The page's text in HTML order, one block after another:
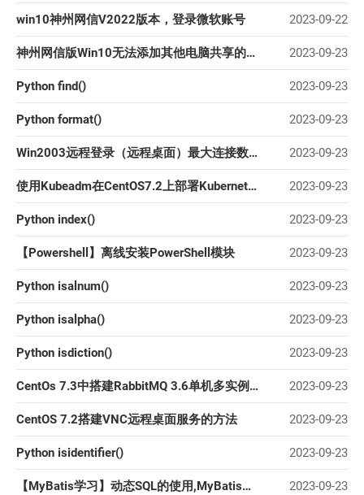
win10神州网信V2022版本，登录微软账号 2023-09-22
神州网信版Win10无法添加其他电脑共享的打印机 2023-09-23
Python find() 2023-09-23
Python format() 2023-09-23
Win2003远程登录（远程桌面）最大连接数修改方法 2023-09-23
使用Kubeadm在CentOS7.2上部署Kubernetes集群的方法 2023-09-23
Python index() 2023-09-23
【Powershell】离线安装PowerShell模块 2023-09-23
Python isalnum() 2023-09-23
Python isalpha() 2023-09-23
Python isdiction() 2023-09-23
CentOs 7.3中搭建RabbitMQ 3.6单机多实例服务的步骤与使用 2023-09-23
CentOS 7.2搭建VNC远程桌面服务的方法 2023-09-23
Python isidentifier() 2023-09-23
【MyBatis学习】动态SQL的使用,MyBatis还能这样使用?惊掉了我的下巴 ,赶快带着好奇心一起畅游动 2023-09-23